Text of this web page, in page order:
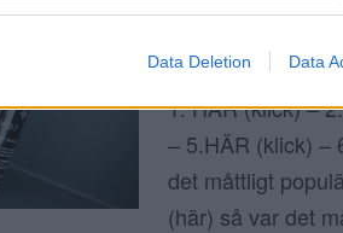
Data Deletion Data
13 mars 2018, 13:38
1. HÄR (klick) –
– 5.HÄR (klick) –
det måttligt
(här) så var det